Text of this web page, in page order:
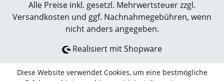
Alle Preise inkl. gesetzl. Mehrwertsteuer zzgl.
Versandkosten und ggf. Nachnahmegebühren, wenn
nicht anders angegeben.
Realisiert mit Shopware
Diese Website verwendet Cookies, um eine bestmögliche